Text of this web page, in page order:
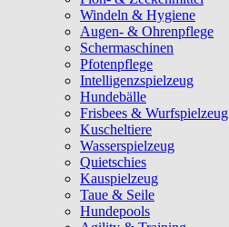
Windeln & Hygiene
Augen- & Ohrenpflege
Schermaschinen
Pfotenpflege
Intelligenzspielzeug
Hundebälle
Frisbees & Wurfspielzeug
Kuscheltiere
Wasserspielzeug
Quietschies
Kauspielzeug
Taue & Seile
Hundepools